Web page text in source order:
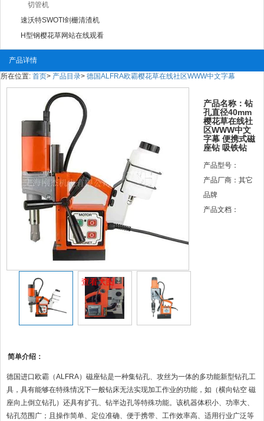
切管机
速沃特SWOTI剑栅清渣机
H型钢樱花草网站在线观看
产品详情
所在位置: 首页> 产品目录> 德国ALFRA欧霸樱花草在线社区WWW中文字幕
查看大图
产品名称：钻
孔直径40mm
樱花草在线社
区WWW中文
字幕 便携式磁
座钻 吸铁钻
产品型号：
产品厂商：其它
品牌
产品文档：
简单介绍：
德国进口欧霸（ALFRA）磁座钻是一种集钻孔、攻丝为一体的多功能新型钻孔工
具，具有能够在特殊情况下一般钻床无法实现加工作业的功能，如（横向钻空 磁
座向上倒立钻孔）还具有扩孔、钻半边孔等特殊功能。该机器体积小、功率大、
钻孔范围广；且操作简单、定位准确、便于携带、工作效率高、适用行业广泛等